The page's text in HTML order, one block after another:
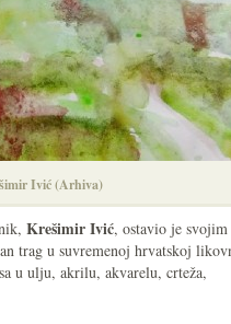
Ivić (Arhiva)
Krešimir Ivić, ostavio je svojim
trag u suvremenoj hrvatskoj
u ulju, akrilu, akvarelu, crteža,